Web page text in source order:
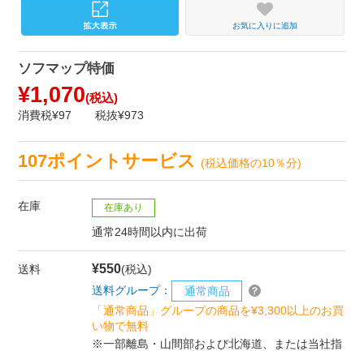
お気に入りに追加
ソフマップ特価
¥1,070(税込)
消費税¥97 税抜¥973
107ポイントサービス(税込価格の10％分)
在庫 在庫あり
通常24時間以内に出荷
送料 ¥550(税込)
送料グループ：
通常商品
「通常商品」グループの商品を¥3,300以上のお買
い物で無料
※一部離島・山間部および北海道、または当社指